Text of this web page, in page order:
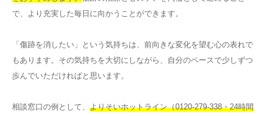
で、より充実した毎日に向かうことができます。
「傷跡を消したい」という気持ちは、前向きな変化を望む心の表れで
もあります。その気持ちを大切にしながら、自分のペースで少しずつ
歩んでいただければと思います。
相談窓口の例として、 よりそいホットライン（0120-279-338・24時間